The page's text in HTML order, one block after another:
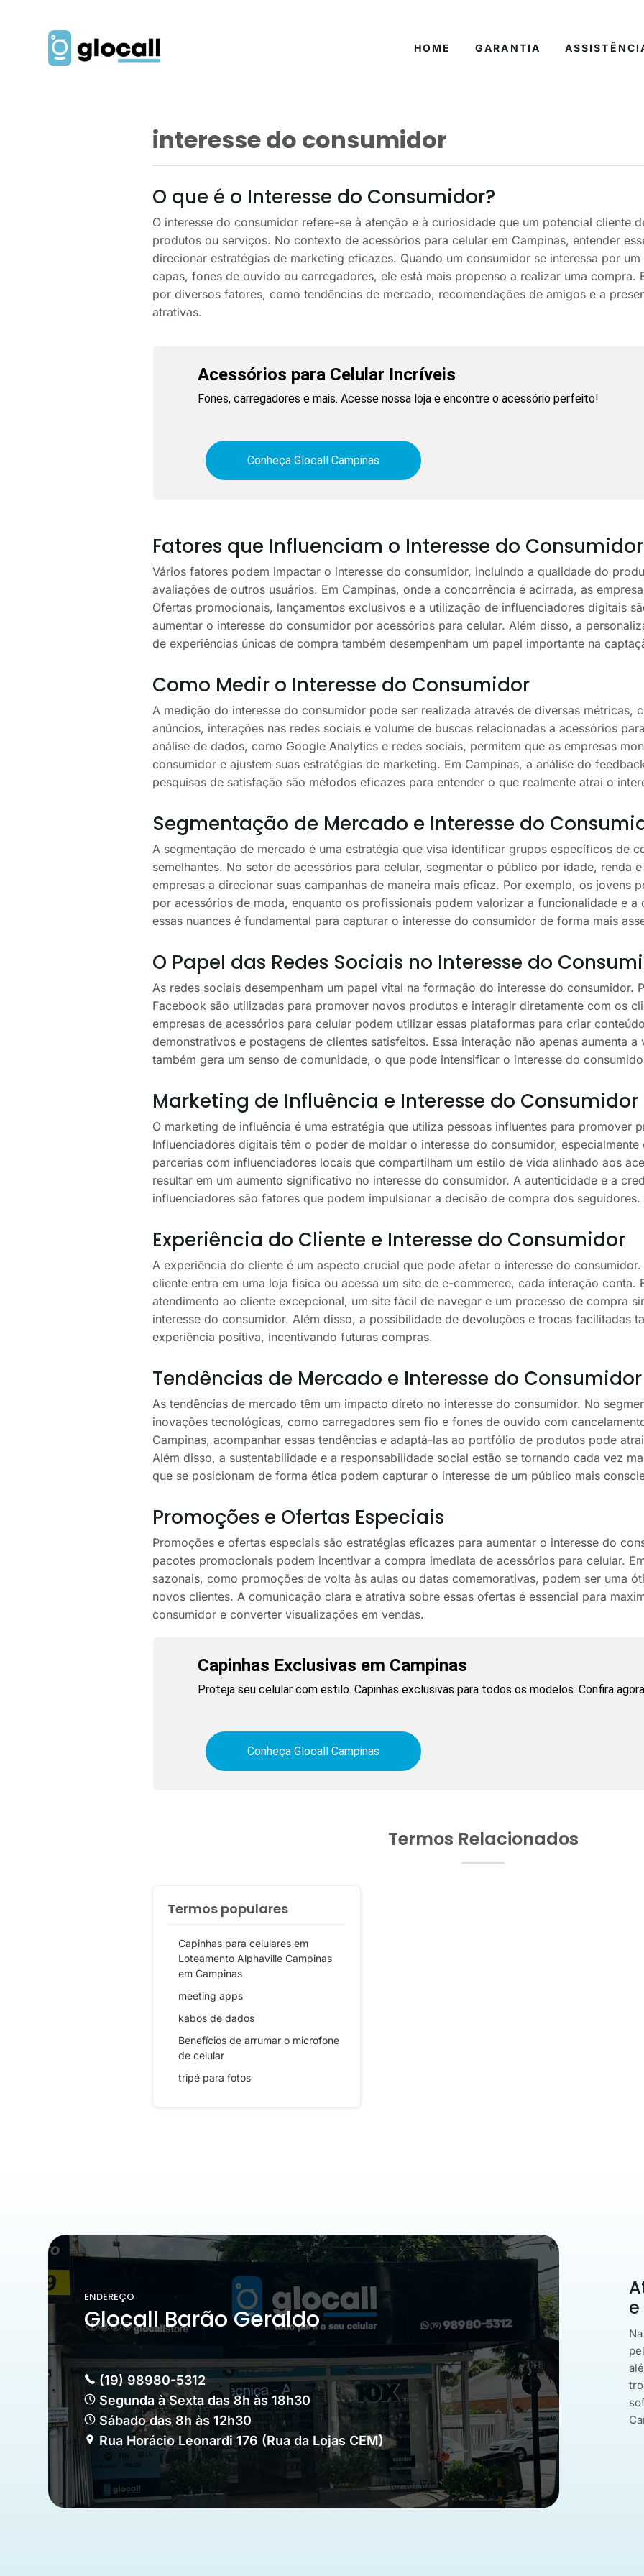
HOME GARANTIA
interesse do consumidor
O que é o Interesse do Consumidor?
O interesse do consumidor refere-se à atenção e à curiosidade que um potencial cliente
produtos ou serviços. No contexto de acessórios para celular em Campinas, entender
direcionar estratégias de marketing eficazes. Quando um consumidor se interessa por
capas, fones de ouvido ou carregadores, ele está mais propenso a realizar uma compra.
por diversos fatores, como tendências de mercado, recomendações de amigos e a
atrativas.
Acessórios para Celular Incríveis
Fones, carregadores e mais. Acesse nossa loja e encontre o acessório perfeito!
Conheça Glocall Campinas
Fatores que Influenciam o Interesse do Consumidor
Vários fatores podem impactar o interesse do consumidor, incluindo a qualidade do
avaliações de outros usuários. Em Campinas, onde a concorrência é acirrada, as
Ofertas promocionais, lançamentos exclusivos e a utilização de influenciadores digitais
aumentar o interesse do consumidor por acessórios para celular. Além disso, a
de experiências únicas de compra também desempenham um papel importante na
Como Medir o Interesse do Consumidor
A medição do interesse do consumidor pode ser realizada através de diversas métricas,
anúncios, interações nas redes sociais e volume de buscas relacionadas a acessórios
análise de dados, como Google Analytics e redes sociais, permitem que as empresas
consumidor e ajustem suas estratégias de marketing. Em Campinas, a análise do
pesquisas de satisfação são métodos eficazes para entender o que realmente atrai o
Segmentação de Mercado e Interesse do
A segmentação de mercado é uma estratégia que visa identificar grupos específicos de
semelhantes. No setor de acessórios para celular, segmentar o público por idade, renda
empresas a direcionar suas campanhas de maneira mais eficaz. Por exemplo, os jovens
por acessórios de moda, enquanto os profissionais podem valorizar a funcionalidade e a
essas nuances é fundamental para capturar o interesse do consumidor de forma mais
O Papel das Redes Sociais no Interesse do
As redes sociais desempenham um papel vital na formação do interesse do consumidor.
Facebook são utilizadas para promover novos produtos e interagir diretamente com os
empresas de acessórios para celular podem utilizar essas plataformas para criar
demonstrativos e postagens de clientes satisfeitos. Essa interação não apenas aumenta
também gera um senso de comunidade, o que pode intensificar o interesse do
Marketing de Influência e Interesse do Consumidor
O marketing de influência é uma estratégia que utiliza pessoas influentes para promover
Influenciadores digitais têm o poder de moldar o interesse do consumidor, especialmente
parcerias com influenciadores locais que compartilham um estilo de vida alinhado aos
resultar em um aumento significativo no interesse do consumidor. A autenticidade e a
influenciadores são fatores que podem impulsionar a decisão de compra dos seguidores.
Experiência do Cliente e Interesse do Consumidor
A experiência do cliente é um aspecto crucial que pode afetar o interesse do
cliente entra em uma loja física ou acessa um site de e-commerce, cada interação conta.
atendimento ao cliente excepcional, um site fácil de navegar e um processo de compra
interesse do consumidor. Além disso, a possibilidade de devoluções e trocas facilitadas
experiência positiva, incentivando futuras compras.
Tendências de Mercado e Interesse do Consumidor
As tendências de mercado têm um impacto direto no interesse do consumidor. No
inovações tecnológicas, como carregadores sem fio e fones de ouvido com
Campinas, acompanhar essas tendências e adaptá-las ao portfólio de produtos pode
Além disso, a sustentabilidade e a responsabilidade social estão se tornando cada vez
que se posicionam de forma ética podem capturar o interesse de um público mais
Promoções e Ofertas Especiais
Promoções e ofertas especiais são estratégias eficazes para aumentar o interesse do
pacotes promocionais podem incentivar a compra imediata de acessórios para celular.
sazonais, como promoções de volta às aulas ou datas comemorativas, podem ser uma
novos clientes. A comunicação clara e atrativa sobre essas ofertas é essencial para
consumidor e converter visualizações em vendas.
Capinhas Exclusivas em Campinas
Proteja seu celular com estilo. Capinhas exclusivas para todos os modelos. Confira
Conheça Glocall Campinas
Termos Relacionados
Termos populares
Capinhas para celulares em
Loteamento Alphaville Campinas
em Campinas
meeting apps
kabos de dados
Benefícios de arrumar o microfone
de celular
tripé para fotos
ENDEREÇO
Glocall Barão Geraldo
(19) 98980-5312
Segunda à Sexta das 8h às 18h30
Sábado das 8h às 12h30
Rua Horácio Leonardi 176 (Rua da Lojas CEM)